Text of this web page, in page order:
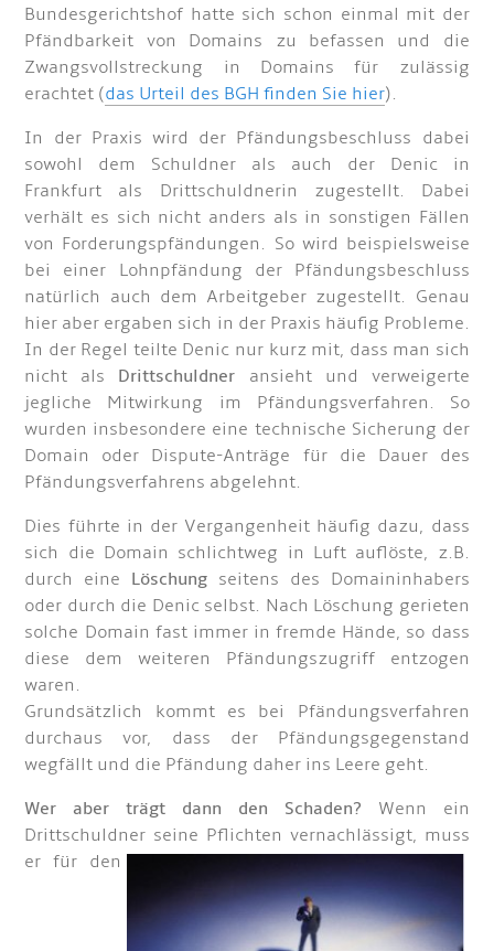
Bundesgerichtshof hatte sich schon einmal mit der
Pfändbarkeit von Domains zu befassen und die
Zwangsvollstreckung in Domains für zulässig
erachtet (das Urteil des BGH finden Sie hier).
In der Praxis wird der Pfändungsbeschluss dabei
sowohl dem Schuldner als auch der Denic in
Frankfurt als Drittschuldnerin zugestellt. Dabei
verhält es sich nicht anders als in sonstigen Fällen
von Forderungspfändungen. So wird beispielsweise
bei einer Lohnpfändung der Pfändungsbeschluss
natürlich auch dem Arbeitgeber zugestellt. Genau
hier aber ergaben sich in der Praxis häufig Probleme.
In der Regel teilte Denic nur kurz mit, dass man sich
nicht als Drittschuldner ansieht und verweigerte
jegliche Mitwirkung im Pfändungsverfahren. So
wurden insbesondere eine technische Sicherung der
Domain oder Dispute-Anträge für die Dauer des
Pfändungsverfahrens abgelehnt.
Dies führte in der Vergangenheit häufig dazu, dass
sich die Domain schlichtweg in Luft auflöste, z.B.
durch eine Löschung seitens des Domaininhabers
oder durch die Denic selbst. Nach Löschung gerieten
solche Domain fast immer in fremde Hände, so dass
diese dem weiteren Pfändungszugriff entzogen
waren.
Grundsätzlich kommt es bei Pfändungsverfahren
durchaus vor, dass der Pfändungsgegenstand
wegfällt und die Pfändung daher ins Leere geht.
Wer aber trägt dann den Schaden? Wenn ein
Drittschuldner seine Pflichten vernachlässigt, muss
er für den